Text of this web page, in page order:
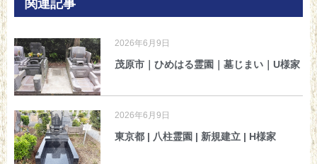
関連記事
茂原市｜ひめはる霊園｜墓じまい｜U様家
2026年6月9日
東京都 | 八柱霊園 | 新規建立 | H様家
2026年6月9日